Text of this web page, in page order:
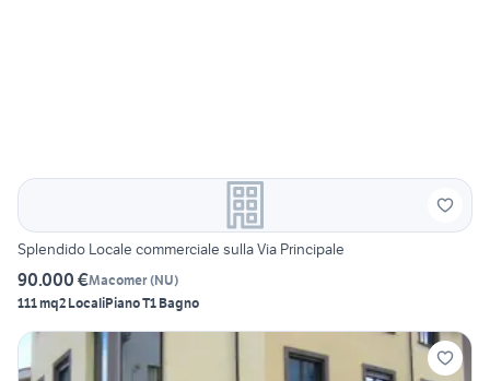
Splendido Locale commerciale sulla Via Principale
90.000 €Macomer(NU)
111 mq2 LocaliPiano T1 Bagno